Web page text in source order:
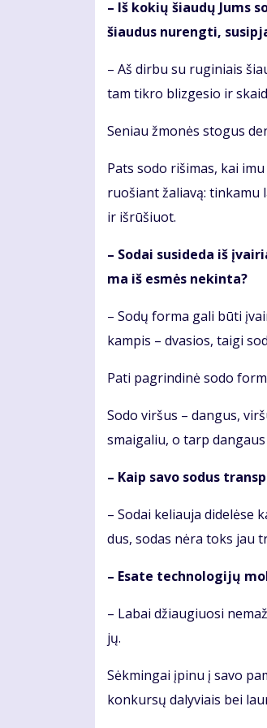
– Iš ko­kių šiau­dų Jums
šiau­dus nu­reng­ti,
– Aš dir­bu su ru­gi­niais
tam tik­ro bliz­ge­sio ir
Se­niau žmo­nės sto­gus
Pats so­do ri­ši­mas, kai
ruo­šiant ža­lia­vą: tin­ka­mu
ir iš­rū­šiuot.
– So­dai su­si­de­da iš
ma iš es­mės ne­kin­ta?
– So­dų for­ma ga­li bū­ti
kam­pis – dva­sios, tai­gi
Pa­ti pa­grin­di­nė so­do
So­do vir­šus – dan­gus,
smai­ga­liu, o tarp
– Kaip sa­vo so­dus
– So­dai ke­liau­ja
dus, so­das nė­ra toks jau
– Esa­te tech­no­lo­gi­jų
– La­bai džiau­giuo­si
jų.
Sėk­min­gai įpi­nu į sa­vo
kon­kur­sų da­ly­viais bei